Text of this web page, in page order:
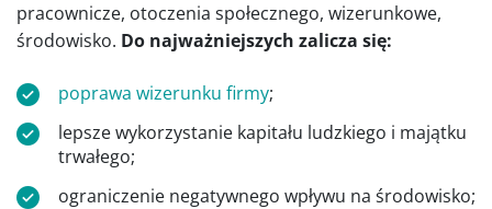
pracownicze, otoczenia społecznego, wizerunkowe,
środowisko. Do najważniejszych zalicza się:
poprawa wizerunku firmy;
lepsze wykorzystanie kapitału ludzkiego i majątku
trwałego;
ograniczenie negatywnego wpływu na środowisko;